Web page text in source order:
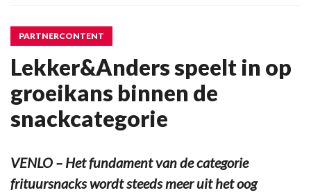
PARTNERCONTENT
Lekker&Anders speelt in op
groeikans binnen de
snackcategorie
VENLO – Het fundament van de categorie
frituursnacks wordt steeds meer uit het oog